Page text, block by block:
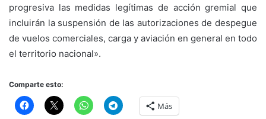
progresiva las medidas legítimas de acción gremial que
incluirán la suspensión de las autorizaciones de despegue
de vuelos comerciales, carga y aviación en general en todo
el territorio nacional».
Comparte esto:
Más